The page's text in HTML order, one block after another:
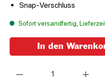
Snap-Verschluss
Sofort versandfertig,
In den